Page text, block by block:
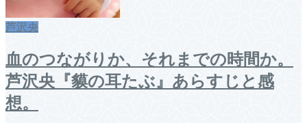
芦沢央
血のつながりか、それまでの時間か。
芦沢央『貘の耳たぶ』あらすじと感
想。